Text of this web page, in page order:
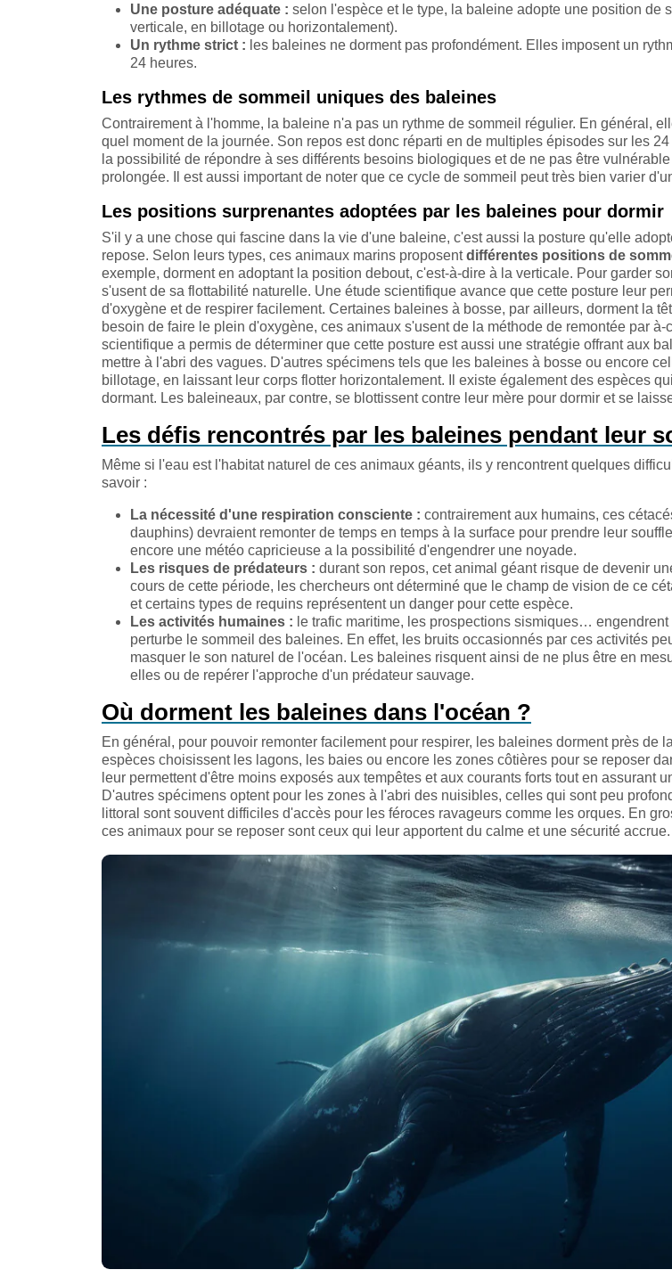
Une posture adéquate : selon l'espèce et le type, la baleine adopte une position de
verticale, en billotage ou horizontalement).
Un rythme strict : les baleines ne dorment pas profondément. Elles imposent un
24 heures.
Les rythmes de sommeil uniques des baleines
Contrairement à l'homme, la baleine n'a pas un rythme de sommeil régulier. En général,
quel moment de la journée. Son repos est donc réparti en de multiples épisodes sur les
la possibilité de répondre à ses différents besoins biologiques et de ne pas être
prolongée. Il est aussi important de noter que ce cycle de sommeil peut très bien varier
Les positions surprenantes adoptées par les baleines pour dormir
S'il y a une chose qui fascine dans la vie d'une baleine, c'est aussi la posture qu'elle
repose. Selon leurs types, ces animaux marins proposentdifférentes positions de
exemple, dorment en adoptant la position debout, c'est-à-dire à la verticale. Pour garder
s'usent de sa flottabilité naturelle. Une étude scientifique avance que cette posture leur
d'oxygène et de respirer facilement. Certaines baleines à bosse, par ailleurs, dorment la
besoin de faire le plein d'oxygène, ces animaux s'usent de la méthode de remontée par à-
scientifique a permis de déterminer que cette posture est aussi une stratégie offrant aux
mettre à l'abri des vagues. D'autres spécimens tels que les baleines à bosse ou encore
billotage, en laissant leur corps flotter horizontalement. Il existe également des espèces
dormant. Les baleineaux, par contre, se blottissent contre leur mère pour dormir et se
Les défis rencontrés par les baleines pendant leur
Même si l'eau est l'habitat naturel de ces animaux géants, ils y rencontrent quelques
savoir :
La nécessité d'une respiration consciente : contrairement aux humains, ces
dauphins) devraient remonter de temps en temps à la surface pour prendre leur
encore une météo capricieuse a la possibilité d'engendrer une noyade.
Les risques de prédateurs : durant son repos, cet animal géant risque de devenir
cours de cette période, les chercheurs ont déterminé que le champ de vision de ce
et certains types de requins représentent un danger pour cette espèce.
Les activités humaines : le trafic maritime, les prospections sismiques…
perturbe le sommeil des baleines. En effet, les bruits occasionnés par ces activités
masquer le son naturel de l'océan. Les baleines risquent ainsi de ne plus être en
elles ou de repérer l'approche d'un prédateur sauvage.
Où dorment les baleines dans l'océan ?
En général, pour pouvoir remonter facilement pour respirer, les baleines dorment près de
espèces choisissent les lagons, les baies ou encore les zones côtières pour se reposer
leur permettent d'être moins exposés aux tempêtes et aux courants forts tout en assurant
D'autres spécimens optent pour les zones à l'abri des nuisibles, celles qui sont peu
littoral sont souvent difficiles d'accès pour les féroces ravageurs comme les orques. En
ces animaux pour se reposer sont ceux qui leur apportent du calme et une sécurité accrue.